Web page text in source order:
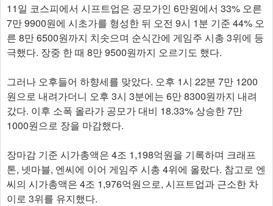
11일 코스피에서 시프트업은 공모가인 6만원에서 33% 오른
7만 9900원에 시초가를 형성한 뒤 오전 9시 1분 기준 44% 오
른 8만 6500원까지 치솟으며 순식간에 게임주 시총 3위에 등
극했다. 장중 한 때 8만 9500원까지 오르기도 했다.
그러나 오후들어 하향세를 맞았다. 오후 1시 22분 7만 1200
원으로 내려가더니 오후 3시 3분에는 6만 8300원까지 내려
갔다. 이후 소폭 올라가 공모가 대비 18.33% 상승한 7만
1000원으로 장을 마감했다.
장마감 기준 시가총액은 4조 1,198억원을 기록하며 크래프
톤, 넷마블, 엔씨에 이어 게임주 시총 4위에 올랐다. 참고로 엔
씨의 시가총액은 4조 1,976억원으로, 시프트업과 근소한 차
이로 3위를 유지했다.